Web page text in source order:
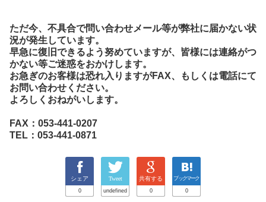
ただ今、不具合で問い合わせメール等が弊社に届かない状
況が発生しています。
早急に復旧できるよう努めていますが、皆様には連絡がつ
かない等ご迷惑をおかけします。
お急ぎのお客様は恐れ入りますがFAX、もしくは電話にて
お問い合わせください。
よろしくおねがいします。
FAX：053-441-0207
TEL：053-441-0871
シェア
0
Tweet
undefined
共有する
0
ブックマーク
0